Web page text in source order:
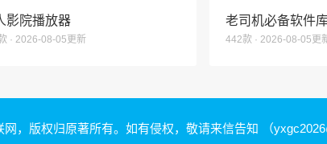
影院播放器
· 2026-08-05更新
老司机必备软件
442款 · 2026-08-05更
，版权归原著所有。如有侵权，敬请来信告知 （